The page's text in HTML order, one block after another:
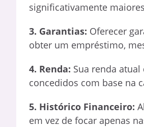
significativamente
3. Garantias: Oferecer
obter um empréstimo,
4. Renda: Sua renda
concedidos com base na
5. Histórico Financeiro:
em vez de focar apenas